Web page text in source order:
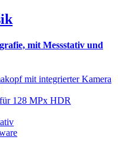
mit Messstativ und
mit integrierter Kamera
128 MPx HDR